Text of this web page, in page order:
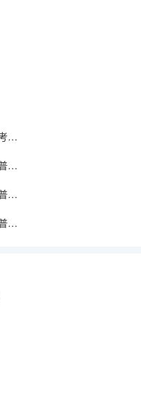
2026高考黑、吉、辽、内蒙古高考物理试卷
2026年陕西、山西、青海、宁夏普通高中学业水平选择性考试政治试卷及答案
2026年陕西、山西、青海、宁夏普通高中学业水平选择性考试物理试卷及答案
2026年陕西、山西、青海、宁夏普通高中学业水平选择性考试生物试卷及答案